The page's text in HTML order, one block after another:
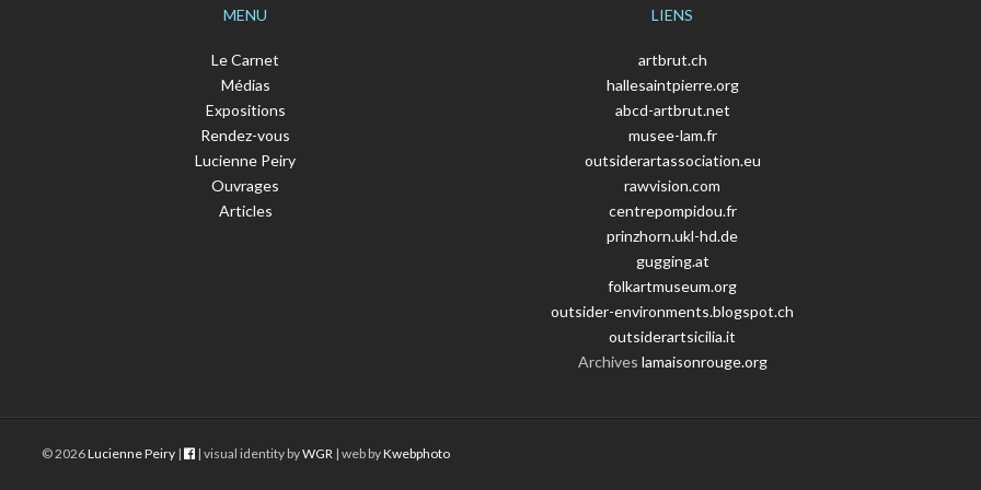
MENU
Le Carnet
Médias
Expositions
Rendez-vous
Lucienne Peiry
Ouvrages
Articles
LIENS
artbrut.ch
hallesaintpierre.org
abcd-artbrut.net
musee-lam.fr
outsiderartassociation.eu
rawvision.com
centrepompidou.fr
prinzhorn.ukl-hd.de
gugging.at
folkartmuseum.org
outsider-environments.blogspot.ch
outsiderartsicilia.it
Archives lamaisonrouge.org
© 2026Lucienne Peiry| | visual identity byWGR| web byKwebphoto